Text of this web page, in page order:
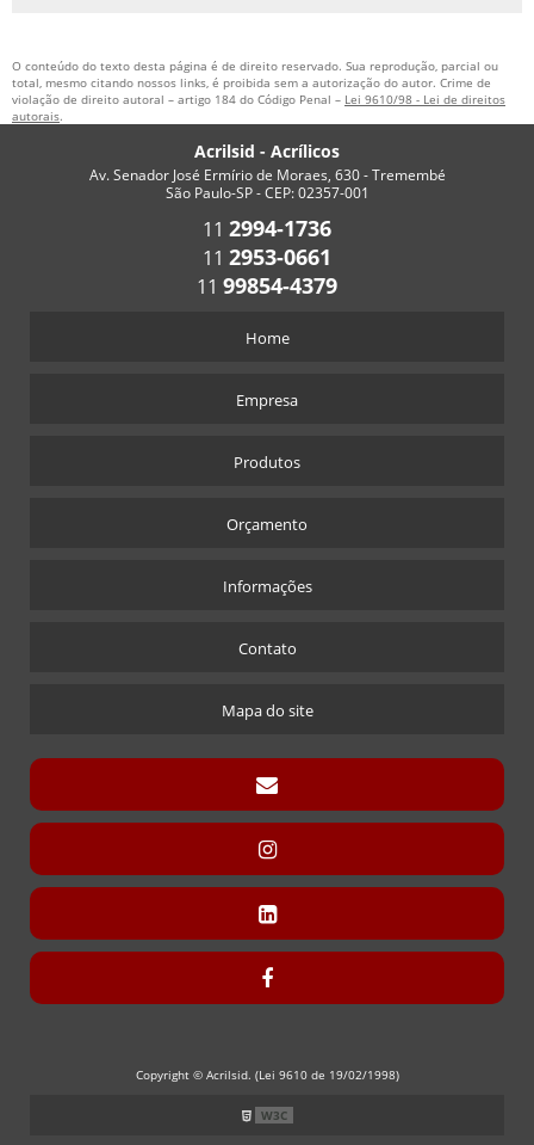
FORNECEDOR DE PEÇAS EM ACRÍLICO
PREÇO DE TROFÉU EM ACRÍLICO
TROFÉU EM ACRÍLICO PREÇO
FABRICA DE CAIXA DE ACRÍLICO
FABRICA DE DISPLAY ACRÍLICO
FORNECEDOR DE CAIXA DE ACRÍLICO
O conteúdo do texto desta página é de direito reservado. Sua reprodução, parcial ou
total, mesmo citando nossos links, é proibida sem a autorização do autor. Crime de
violação de direito autoral – artigo 184 do Código Penal – Lei 9610/98 - Lei de direitos
autorais.
Acrilsid - Acrílicos
Av. Senador José Ermírio de Moraes, 630 - Tremembé
São Paulo-SP - CEP: 02357-001
11 2994-1736
11 2953-0661
11 99854-4379
Home
Empresa
Produtos
Orçamento
Informações
Contato
Mapa do site
Copyright © Acrilsid. (Lei 9610 de 19/02/1998)
W3C